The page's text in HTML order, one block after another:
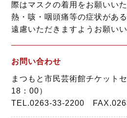
際はマスクの着用をお願いい
熱・咳・咽頭痛等の症状があ
遠慮いただきますようお願いい
お問い合わせ
まつもと市民芸術館チケット
18：00）
TEL.0263-33-2200